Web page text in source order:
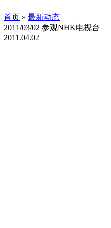
首页 » 最新动态
2011/03/02 参观NHK电视台
2011.04.02